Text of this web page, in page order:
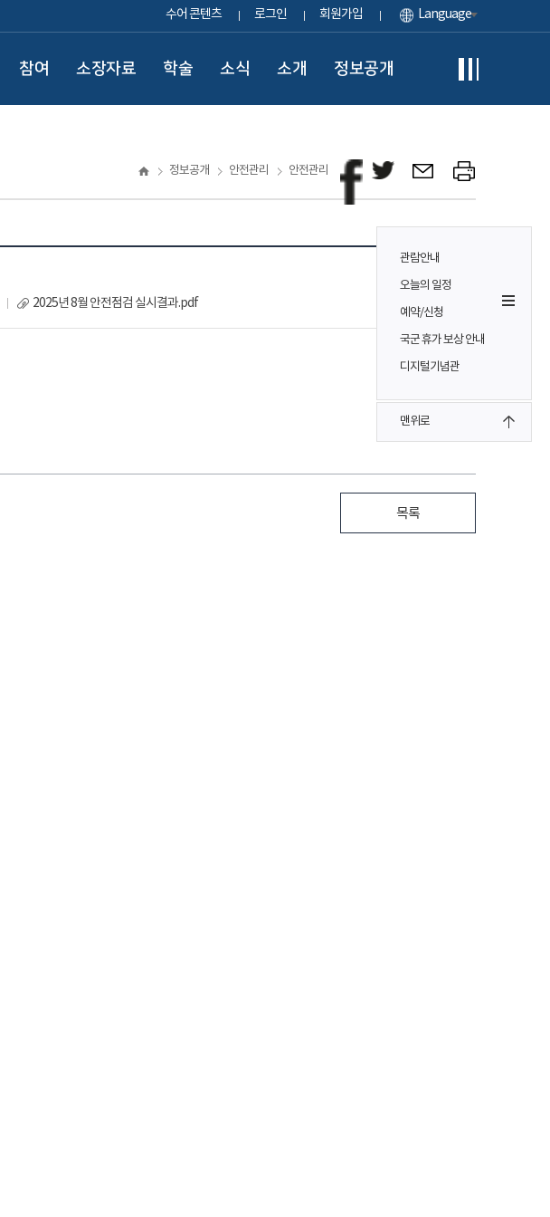
수어 콘텐츠 로그인 회원가입 Language
참여 소장자료 학술 소식 소개 정보공개
관람안내
오늘의 일정
예약/신청
국군 휴가 보상 안내
디지털기념관
맨위로
정보공개 안전관리 안전관리
2025년 8월 안전점검 실시결과.pdf
목록